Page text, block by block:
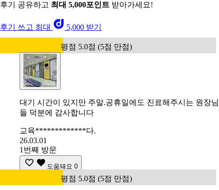
후기 공유하고 최대 5,000포인트 받아가세요!
후기 쓰고 최대 5,000 받기
평점 5.0점 (5점 만점)
대기 시간이 있지만 주말.공휴일에도 진료해주시는 원장님
들 덕분에 감사합니다
교육*************다.
26.03.01
1번째 방문
도움돼요 0
평점 5.0점 (5점 만점)